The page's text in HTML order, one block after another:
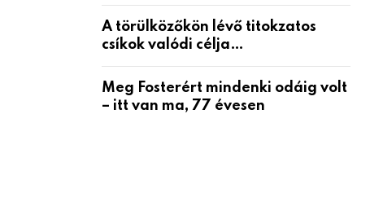
A törülközőkön lévő titokzatos
csíkok valódi célja…
Meg Fosterért mindenki odáig volt
– itt van ma, 77 évesen